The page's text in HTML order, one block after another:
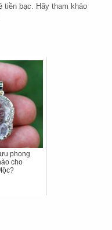
bạc. Hãy tham khảo
phong
cho